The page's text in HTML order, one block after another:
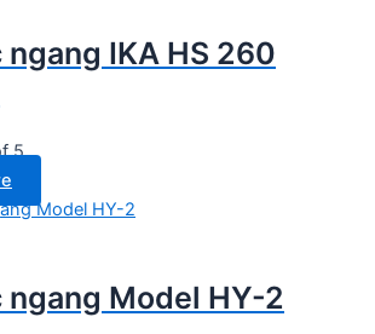
ngang IKA HS 260
5
ngang Model HY-2